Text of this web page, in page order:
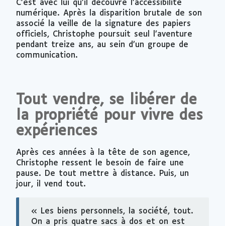
C’est avec lui qu’il découvre l’accessibilité
numérique. Après la disparition brutale de son
associé la veille de la signature des papiers
officiels, Christophe poursuit seul l’aventure
pendant treize ans, au sein d’un groupe de
communication.
Tout vendre, se libérer de
la propriété pour vivre des
expériences
Après ces années à la tête de son agence,
Christophe ressent le besoin de faire une
pause. De tout mettre à distance. Puis, un
jour, il vend tout.
« Les biens personnels, la société, tout.
On a pris quatre sacs à dos et on est